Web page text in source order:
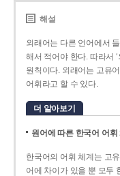
해설
외래어는 다른 언어에서
해서 적어야 한다. 따라서
원칙이다. 외래어는 고유
어휘라고 할 수 있다.
더 알아보기
원어에 따른 한국어 어휘
한국어의 어휘 체계는 고
어에 차이가 있을 뿐 모두